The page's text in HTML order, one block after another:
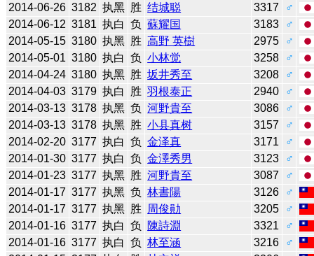
2014-06-26 3182 执黑 胜 结城聪 3317
♂
2014-06-12 3181 执白 负 蘇耀国 3183
♂
2014-05-15 3180 执黑 胜 高野 英樹 2975
♂
2014-05-01 3180 执白 负 小林觉 3258
♂
2014-04-24 3180 执黑 胜 坂井秀至 3208
♂
2014-04-03 3179 执白 胜 羽根泰正 2940
♂
2014-03-13 3178 执黑 负 河野貴至 3086
♂
2014-03-13 3178 执黑 胜 小县真树 3157
♂
2014-02-20 3177 执白 负 金泽真 3171
♂
2014-01-30 3177 执白 负 金澤秀男 3123
♂
2014-01-23 3177 执黑 胜 河野貴至 3087
♂
2014-01-17 3177 执黑 负 林書陽 3126
♂
2014-01-17 3177 执黑 胜 周俊勛 3205
♂
2014-01-16 3177 执白 负 陳詩淵 3321
♂
2014-01-16 3177 执白 负 林至涵 3216
♂